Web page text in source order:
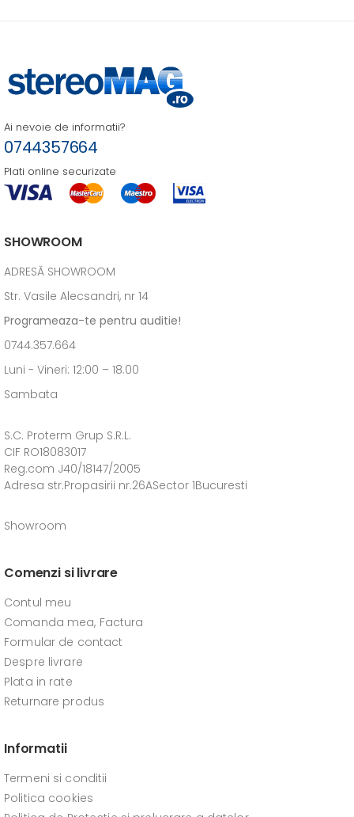
Ai nevoie de informatii?
0744357664
Plati online securizate
SHOWROOM
ADRESĂ SHOWROOM
Str. Vasile Alecsandri, nr 14
Programeaza-te pentru auditie!
0744.357.664
Luni - Vineri: 12:00 – 18.00
Sambata
S.C. Proterm Grup S.R.L.
CIF RO18083017
Reg.com J40/18147/2005
Adresa str.Propasirii nr.26ASector 1Bucuresti
Showroom
Comenzi si livrare
Contul meu
Comanda mea, Factura
Formular de contact
Despre livrare
Plata in rate
Returnare produs
Informatii
Termeni si conditii
Politica cookies